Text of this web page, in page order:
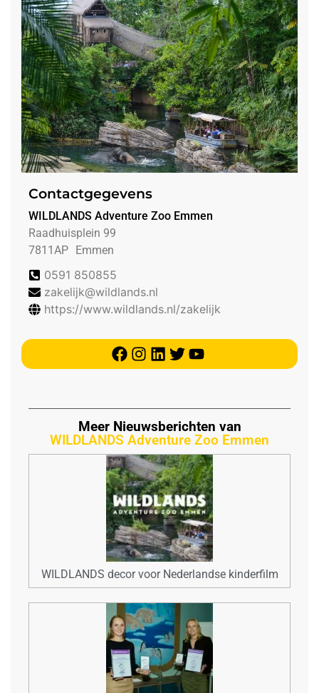
Contactgegevens
WILDLANDS Adventure Zoo Emmen
Raadhuisplein 99
7811AP
Emmen
0591 850855
zakelijk@wildlands.nl
https://www.wildlands.nl/zakelijk
Meer Nieuwsberichten van
WILDLANDS Adventure Zoo Emmen
WILDLANDS decor voor Nederlandse kinderfilm